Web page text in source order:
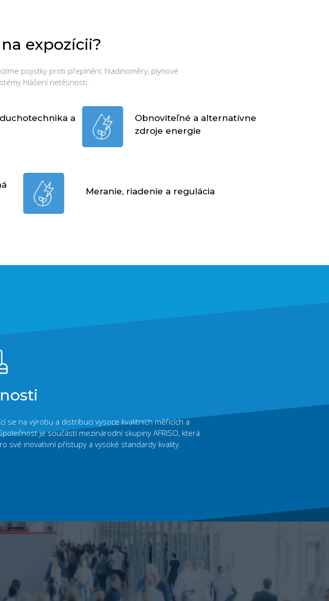
expozícii?
pojistky proti přeplnění, hladinoměry, plynové
hlášení netěsnosti.
a
Obnoviteľné a alternatívne
zdroje energie
Meranie, riadenie a regulácia
se na výrobu a distribuci vysoce kvalitních měřicích a
je součástí mezinárodní skupiny AFRISO, která
své inovativní přístupy a vysoké standardy kvality.